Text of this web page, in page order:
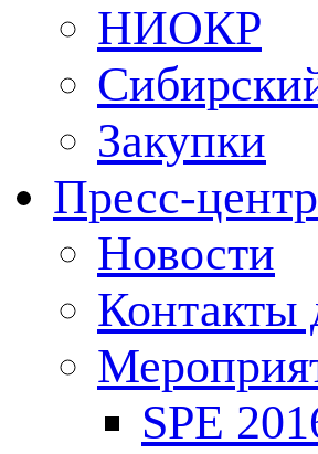
НИОКР
Закупки
Пресс-центр
Новости
Контакты
SPE